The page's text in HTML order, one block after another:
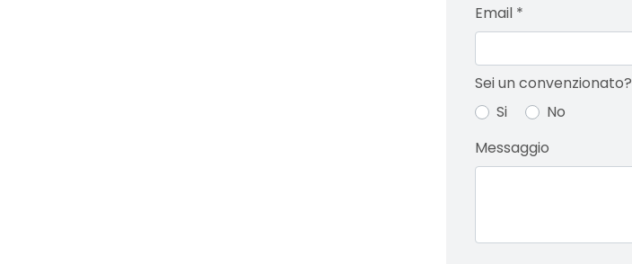
Email *
Sei un convenzionato?
Si
No
Messaggio